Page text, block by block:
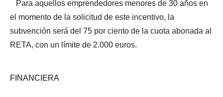
Para aquellos emprendedores menores de 30 años en
el momento de la solicitud de este incentivo, la
subvención será del 75 por ciento de la cuota abonada al
RETA, con un límite de 2.000 euros.
FINANCIERA